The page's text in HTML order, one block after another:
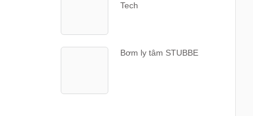
Tech
Bơm ly tâm STUBBE